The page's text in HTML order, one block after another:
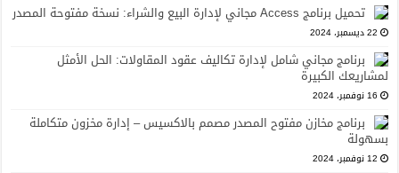
تحميل برنامج Access مجاني لإدارة البيع والشراء: نسخة مفتوحة المصدر
22 ديسمبر، 2024
برنامج مجاني شامل لإدارة تكاليف عقود المقاولات: الحل الأمثل
لمشاريعك الكبيرة
16 نوفمبر، 2024
برنامج مخازن مفتوح المصدر مصمم بالاكسيس – إدارة مخزون متكاملة
بسهولة
12 نوفمبر، 2024